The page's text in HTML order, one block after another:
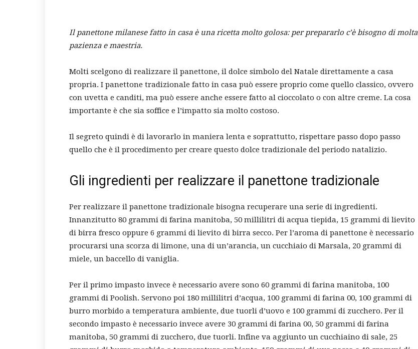
Il panettone milanese fatto in casa è una ricetta molto golosa: per prepararlo c’è bisogno di molta
pazienza e maestria.
Molti scelgono di realizzare il panettone, il dolce simbolo del Natale direttamente a casa
propria. I panettone tradizionale fatto in casa può essere proprio come quello classico, ovvero
con uvetta e canditi, ma può essere anche essere fatto al cioccolato o con altre creme. La cosa
importante è che sia soffice e l’impatto sia molto costoso.
Il segreto quindi è di lavorarlo in maniera lenta e soprattutto, rispettare passo dopo passo
quello che è il procedimento per creare questo dolce tradizionale del periodo natalizio.
Gli ingredienti per realizzare il panettone tradizionale
Per realizzare il panettone tradizionale bisogna recuperare una serie di ingredienti.
Innanzitutto 80 grammi di farina manitoba, 50 millilitri di acqua tiepida, 15 grammi di lievito
di birra fresco oppure 6 grammi di lievito di birra secco. Per l’aroma di panettone è necessario
procurarsi una scorza di limone, una di un’arancia, un cucchiaio di Marsala, 20 grammi di
miele, un baccello di vaniglia.
Per il primo impasto invece è necessario avere sono 60 grammi di farina manitoba, 100
grammi di Poolish. Servono poi 180 millilitri d’acqua, 100 grammi di farina 00, 100 grammi di
burro morbido a temperatura ambiente, due tuorli d’uovo e 100 grammi di zucchero. Per il
secondo impasto è necessario invece avere 30 grammi di farina 00, 50 grammi di farina
manitoba, 50 grammi di zucchero, due tuorli. Infine va aggiunto un cucchiaino di sale, 25